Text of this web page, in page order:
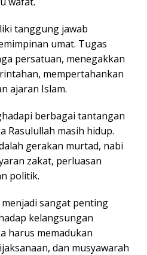
tanggung jawab
umat. Tugas
persatuan, menegakkan
mempertahankan
ajaran Islam.
berbagai tantangan
Rasulullah masih hidup.
gerakan murtad, nabi
zakat, perluasan
politik.
sangat penting
kelangsungan
harus memadukan
dan musyawarah